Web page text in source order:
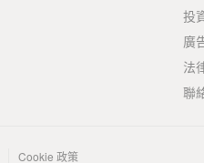
投
廣
法
聯
Cookie 政策